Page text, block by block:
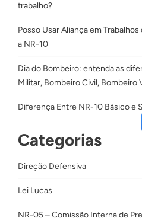
trabalho?
Posso Usar Aliança em
a NR-10
Dia do Bombeiro: entenda as
Militar, Bombeiro Civil, Bombeiro
Diferença Entre NR-10 Básico e
Categorias
Direção Defensiva
Lei Lucas
NR-05 – Comissão Interna de